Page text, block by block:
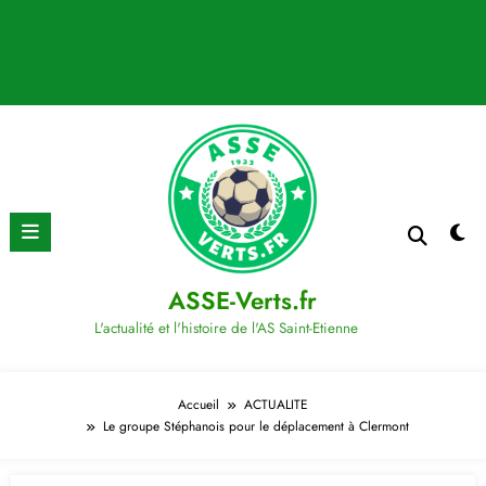
ASSE-Verts.fr
L'actualité et l'histoire de l'AS Saint-Etienne
Accueil
ACTUALITE
Le groupe Stéphanois pour le déplacement à Clermont